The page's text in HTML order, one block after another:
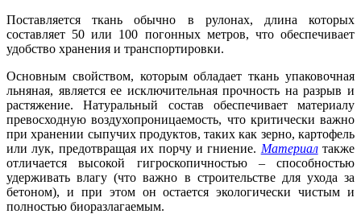
Поставляется ткань обычно в рулонах, длина которых
составляет 50 или 100 погонных метров, что обеспечивает
удобство хранения и транспортировки.
Основным свойством, которым обладает ткань упаковочная
льняная, является ее исключительная прочность на разрыв и
растяжение. Натуральный состав обеспечивает материалу
превосходную воздухопроницаемость, что критически важно
при хранении сыпучих продуктов, таких как зерно, картофель
или лук, предотвращая их порчу и гниение. Материалтакже
отличается высокой гигроскопичностью – способностью
удерживать влагу (что важно в строительстве для ухода за
бетоном), и при этом он остается экологически чистым и
полностью биоразлагаемым.